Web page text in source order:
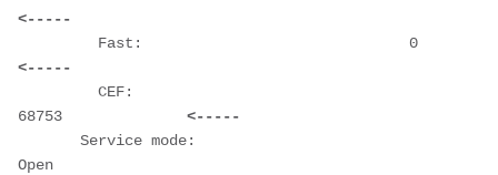
<-----
<-----
68753 <-----
Open